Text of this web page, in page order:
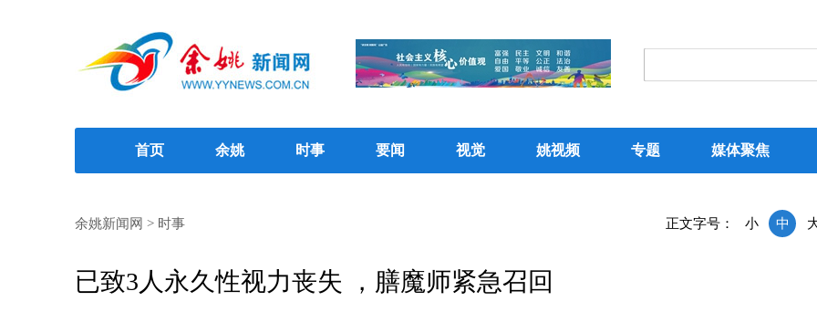
首页 余姚 时事 要闻 视觉 姚视频 专题 媒体聚焦
正文字号： 小 中
余姚新闻网 > 时事
已致3人永久性视力丧失 ，膳魔师紧急召回